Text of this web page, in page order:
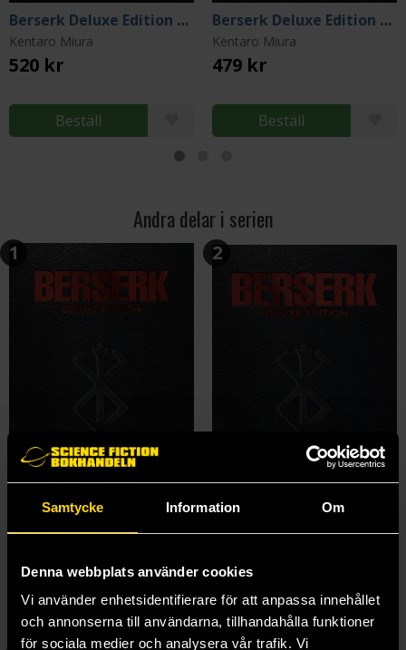
Samtycke Information Om
Denna webbplats använder cookies
Vi använder enhetsidentifierare för att anpassa innehållet
och annonserna till användarna, tillhandahålla funktioner
för sociala medier och analysera vår trafik. Vi
Berserk Deluxe Edition Vol 5
Kentaro Miura
520 kr
Beställ
Berserk Deluxe Edition Vol 3
Kentaro Miura
479 kr
Beställ
Andra delar i serien
1
520 kr
Beställ
2
520 kr
Beställ